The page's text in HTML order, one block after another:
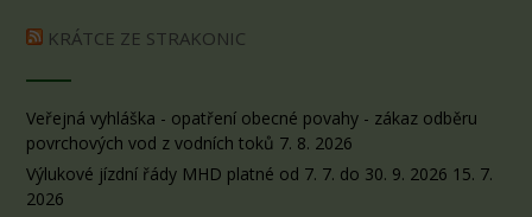
KRÁTCE ZE STRAKONIC
Veřejná vyhláška - opatření obecné povahy - zákaz odběru
povrchových vod z vodních toků 7. 8. 2026
Výlukové jízdní řády MHD platné od 7. 7. do 30. 9. 2026 15. 7.
2026